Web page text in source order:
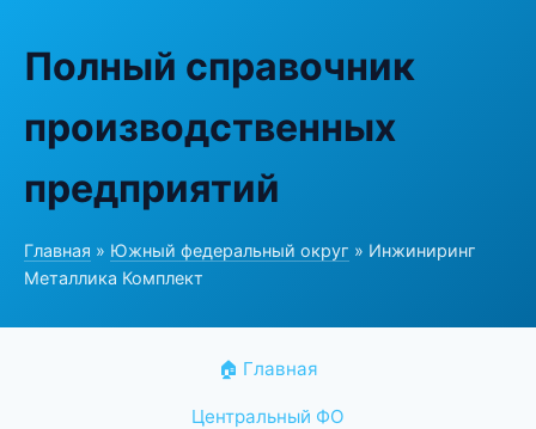
Полный справочник
производственных
предприятий
Главная » Южный федеральный округ » Инжиниринг
Металлика Комплект
🏠 Главная
Центральный ФО